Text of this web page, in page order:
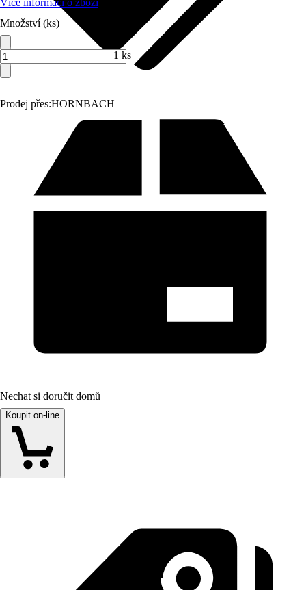
Prodej přes:HORNBACH
Více informací o zboží
Množství (ks)
1 ks
Nechat si doručit domů
Koupit on-line